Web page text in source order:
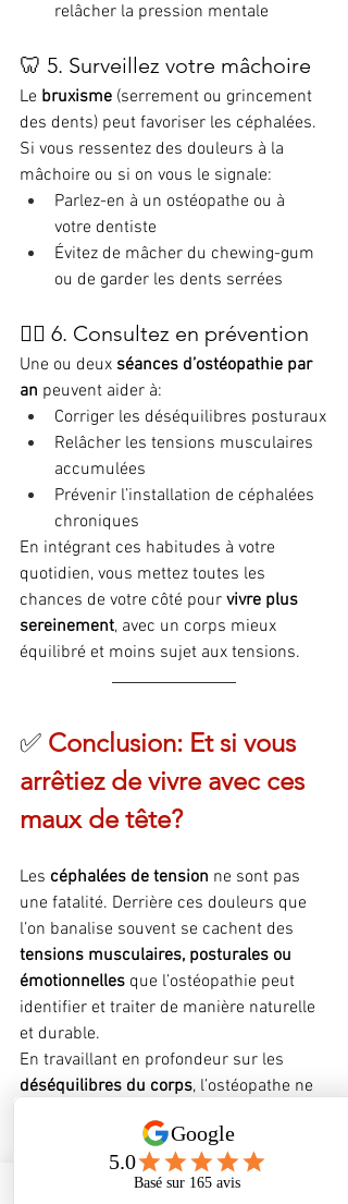
relâcher la pression mentale
🦷 5. Surveillez votre mâchoire
Le bruxisme (serrement ou grincement
des dents) peut favoriser les céphalées.
Si vous ressentez des douleurs à la
mâchoire ou si on vous le signale:
Parlez-en à un ostéopathe ou à
votre dentiste
Évitez de mâcher du chewing-gum
ou de garder les dents serrées
💆‍♂️ 6. Consultez en prévention
Une ou deux séances d’ostéopathie par
an peuvent aider à:
Corriger les déséquilibres posturaux
Relâcher les tensions musculaires
accumulées
Prévenir l’installation de céphalées
chroniques
En intégrant ces habitudes à votre
quotidien, vous mettez toutes les
chances de votre côté pour vivre plus
sereinement, avec un corps mieux
équilibré et moins sujet aux tensions.
✅ Conclusion: Et si vous
arrêtiez de vivre avec ces
maux de tête?
Les céphalées de tension ne sont pas
une fatalité. Derrière ces douleurs que
l’on banalise souvent se cachent des
tensions musculaires, posturales ou
émotionnelles que l’ostéopathie peut
identifier et traiter de manière naturelle
et durable.
En travaillant en profondeur sur les
déséquilibres du corps, l’ostéopathe ne
prévenir les récidives
améliorer la qualité de vie au quotidien.
Combinée à une bonne hygiène de vie,